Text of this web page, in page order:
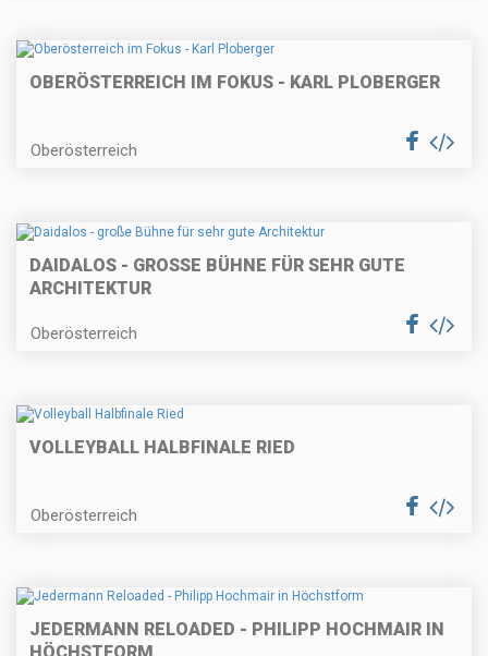
OBERÖSTERREICH IM FOKUS - KARL PLOBERGER
Oberösterreich
DAIDALOS - GROSSE BÜHNE FÜR SEHR GUTE A
RCHITEKTUR
Oberösterreich
VOLLEYBALL HALBFINALE RIED
Oberösterreich
JEDERMANN RELOADED - PHILIPP HOCHMAIR IN